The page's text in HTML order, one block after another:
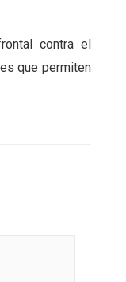
contra el
que permiten